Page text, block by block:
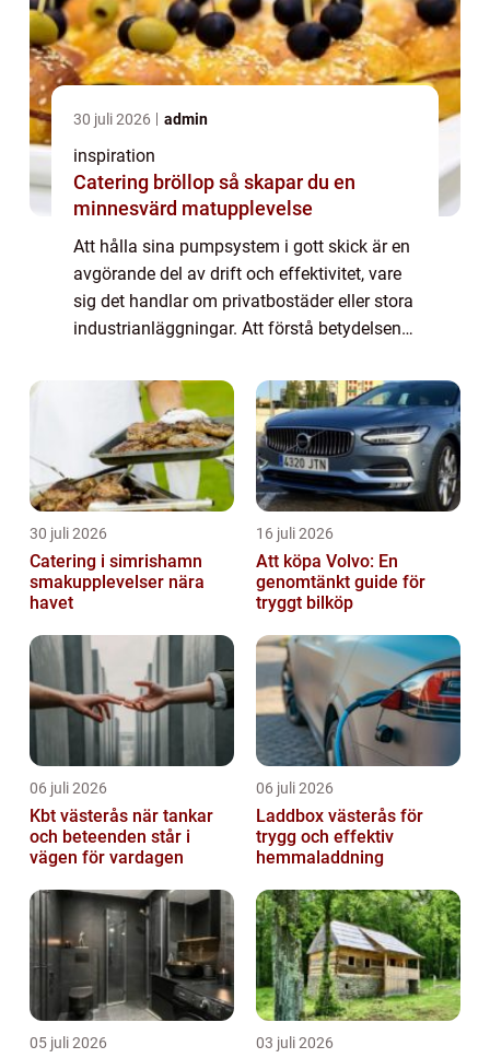
30 juli 2026 admin
inspiration
Catering bröllop så skapar du en
minnesvärd matupplevelse
Att hålla sina pumpsystem i gott skick är en
avgörande del av drift och effektivitet, vare
sig det handlar om privatbostäder eller stora
industrianläggningar. Att förstå betydelsen
30 juli 2026
Catering i simrishamn
smakupplevelser nära
havet
16 juli 2026
Att köpa Volvo: En
genomtänkt guide för
tryggt bilköp
06 juli 2026
Kbt västerås när tankar
och beteenden står i
vägen för vardagen
06 juli 2026
Laddbox västerås för
trygg och effektiv
hemmaladdning
05 juli 2026 03 juli 2026